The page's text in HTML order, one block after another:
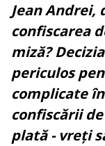
Jean Andrei,
confiscarea
miză?
periculos
complicate
confiscării
plată - vreți